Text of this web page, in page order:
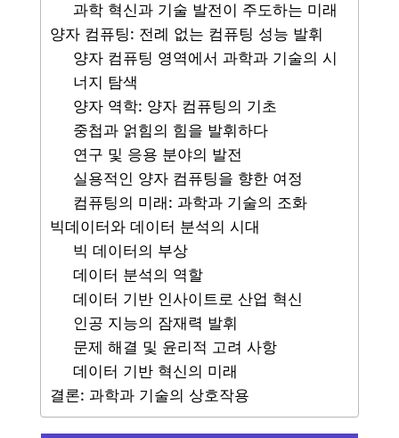
과학 혁신과 기술 발전이 주도하는 미래
양자 컴퓨팅: 전례 없는 컴퓨팅 성능 발휘
양자 컴퓨팅 영역에서 과학과 기술의 시
너지 탐색
양자 역학: 양자 컴퓨팅의 기초
중첩과 얽힘의 힘을 발휘하다
연구 및 응용 분야의 발전
실용적인 양자 컴퓨팅을 향한 여정
컴퓨팅의 미래: 과학과 기술의 조화
빅데이터와 데이터 분석의 시대
빅 데이터의 부상
데이터 분석의 역할
데이터 기반 인사이트로 산업 혁신
인공 지능의 잠재력 발휘
문제 해결 및 윤리적 고려 사항
데이터 기반 혁신의 미래
결론: 과학과 기술의 상호작용